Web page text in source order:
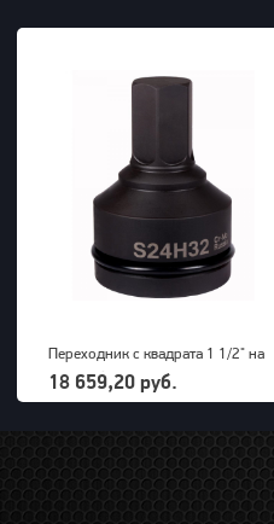
Переходник с квадрата 1 1/2" на
внешний шестигранник 32 мм
PNG (S24M32H)
18 659,20 руб.